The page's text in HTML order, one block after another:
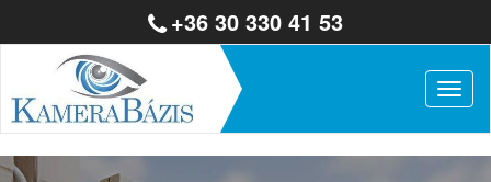
+36 30 330 41 53